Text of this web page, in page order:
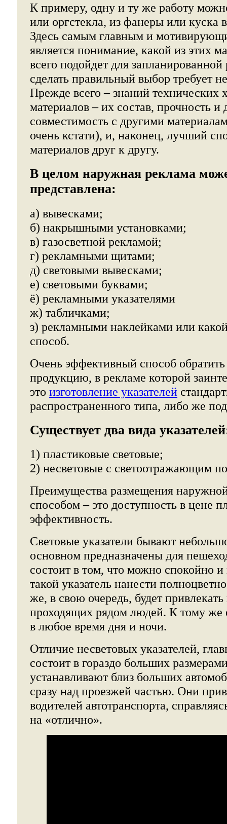
К примеру, одну и ту же работу
или оргстекла, из фанеры или куска
Здесь самым главным и
является понимание, какой из этих
всего подойдет для
сделать правильный выбор требует
Прежде всего – знаний технических
материалов – их состав, прочность и
совместимость с другими
очень кстати), и, наконец, лучший
материалов друг к другу.
В целом наружная реклама
представлена:
а) вывесками;
б) накрышными установками;
в) газосветной рекламой;
г) рекламными щитами;
д) световыми вывесками;
е) световыми буквами;
ё) рекламными указателями
ж) табличками;
з) рекламными наклейками или
способ.
Очень эффективный способ
продукцию, в рекламе которой
это изготовление указателей
распространенного типа, либо же под
Существует два вида
1) пластиковые световые;
2) несветовые с светоотражающим
Преимущества размещения
способом – это доступность в цене
эффективность.
Световые указатели бывают
основном предназначены для
состоит в том, что можно спокойно и
такой указатель нанести
же, в свою очередь, будет
проходящих рядом людей. К тому же
в любое время дня и ночи.
Отличие несветовых указателей,
состоит в гораздо больших
устанавливают близ больших
сразу над проезжей частью. Они
водителей автотранспорта,
на «отлично».